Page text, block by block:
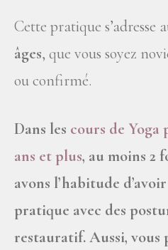
Cette pratique s’adresse
âges, que vous soyez
ou confirmé.
Dans les cours de Yoga
ans et plus, au moins 2
avons l’habitude
pratique avec des
restauratif.Aussi, vous